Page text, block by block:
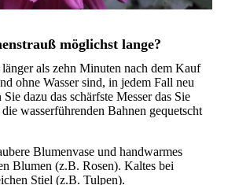
möglichst lange?
als zehn Minuten nach dem Kauf
ohne Wasser sind, in jedem Fall neu
dazu das schärfste Messer das Sie
wasserführenden Bahnen gequetscht
Blumenvase und handwarmes
Blumen (z.B. Rosen). Kaltes bei
Stiel (z.B. Tulpen).